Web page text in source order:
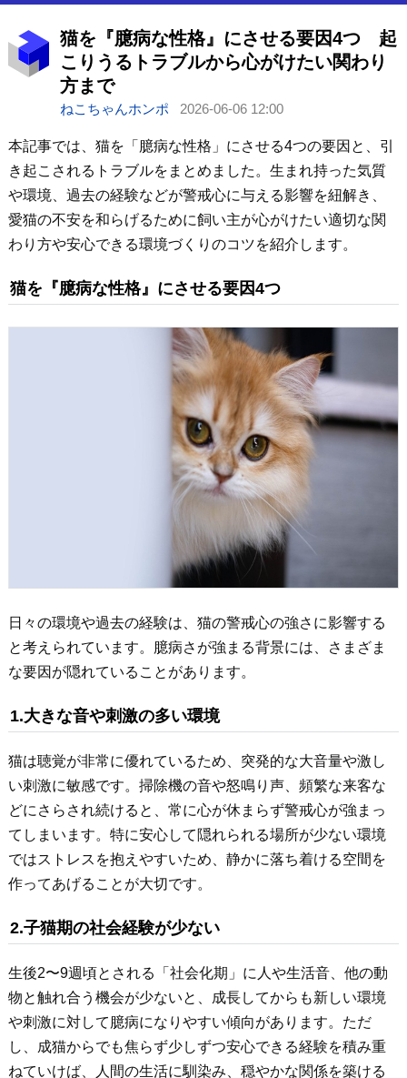
猫を『臆病な性格』にさせる要因4つ 起
こりうるトラブルから心がけたい関わり
方まで
ねこちゃんホンポ 2026-06-06 12:00
本記事では、猫を「臆病な性格」にさせる4つの要因と、引
き起こされるトラブルをまとめました。生まれ持った気質
や環境、過去の経験などが警戒心に与える影響を紐解き、
愛猫の不安を和らげるために飼い主が心がけたい適切な関
わり方や安心できる環境づくりのコツを紹介します。
猫を『臆病な性格』にさせる要因4つ
日々の環境や過去の経験は、猫の警戒心の強さに影響する
と考えられています。臆病さが強まる背景には、さまざま
な要因が隠れていることがあります。
1.大きな音や刺激の多い環境
猫は聴覚が非常に優れているため、突発的な大音量や激し
い刺激に敏感です。掃除機の音や怒鳴り声、頻繁な来客な
どにさらされ続けると、常に心が休まらず警戒心が強まっ
てしまいます。特に安心して隠れられる場所が少ない環境
ではストレスを抱えやすいため、静かに落ち着ける空間を
作ってあげることが大切です。
2.子猫期の社会経験が少ない
生後2〜9週頃とされる「社会化期」に人や生活音、他の動
物と触れ合う機会が少ないと、成長してからも新しい環境
や刺激に対して臆病になりやすい傾向があります。ただ
し、成猫からでも焦らず少しずつ安心できる経験を積み重
ねていけば、人間の生活に馴染み、穏やかな関係を築ける